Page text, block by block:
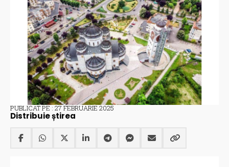
PUBLICAT PE : 27 FEBRUARIE 2025
Distribuie știrea